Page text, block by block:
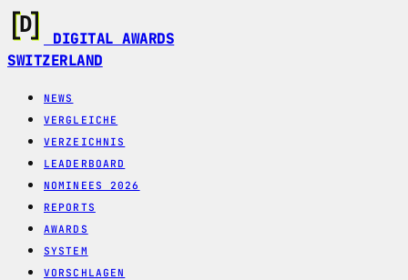
DIGITAL AWARDS
SWITZERLAND
NEWS
VERGLEICHE
VERZEICHNIS
LEADERBOARD
NOMINEES 2026
REPORTS
AWARDS
SYSTEM
VORSCHLAGEN